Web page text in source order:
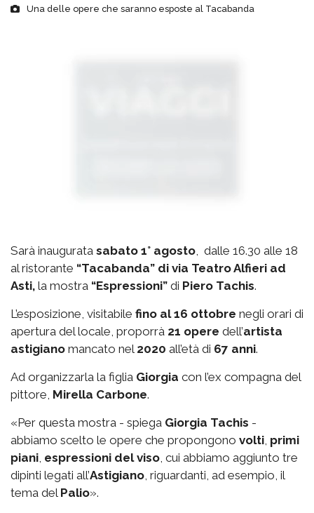
Una delle opere che saranno esposte al Tacabanda
Sarà inaugurata sabato 1° agosto, dalle 16.30 alle 18
al ristorante “Tacabanda” di via Teatro Alfieri ad
Asti, la mostra “Espressioni” di Piero Tachis.
L’esposizione, visitabile fino al 16 ottobre negli orari di
apertura del locale, proporrà 21 opere dell’artista
astigiano mancato nel 2020 all’età di 67 anni.
Ad organizzarla la figlia Giorgia con l’ex compagna del
pittore, Mirella Carbone.
«Per questa mostra - spiega Giorgia Tachis -
abbiamo scelto le opere che propongono volti, primi
piani, espressioni del viso, cui abbiamo aggiunto tre
dipinti legati all’Astigiano, riguardanti, ad esempio, il
tema del Palio».